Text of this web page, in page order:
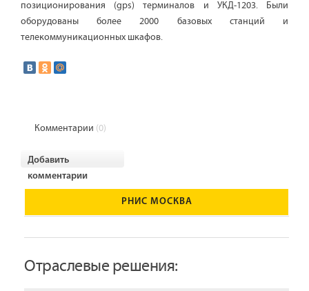
позиционирования (gps) терминалов и УКД-1203. Были
оборудованы более 2000 базовых станций и
телекоммуникационных шкафов.
Комментарии (0)
Добавить
комментарии
РНИС МОСКВА
Отраслевые решения: